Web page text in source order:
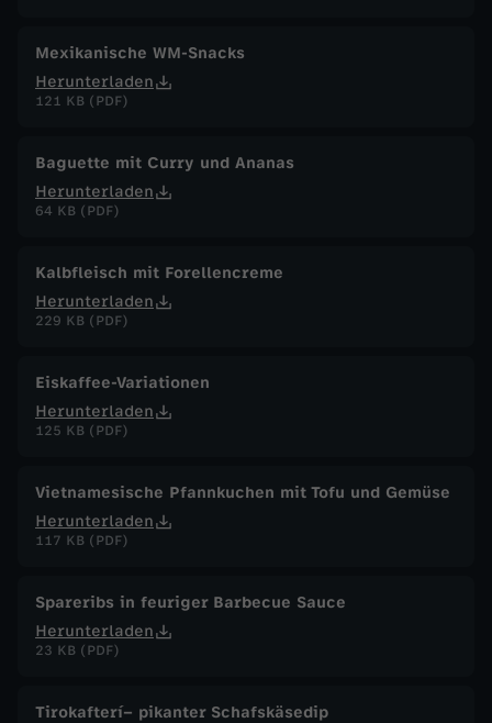
Mexikanische WM-Snacks
Herunterladen
121 KB (PDF)
Baguette mit Curry und Ananas
Herunterladen
64 KB (PDF)
Kalbfleisch mit Forellencreme
Herunterladen
229 KB (PDF)
Eiskaffee-Variationen
Herunterladen
125 KB (PDF)
Vietnamesische Pfannkuchen mit Tofu und Gemüse
Herunterladen
117 KB (PDF)
Spareribs in feuriger Barbecue Sauce
Herunterladen
23 KB (PDF)
Tirokafterí– pikanter Schafskäsedip